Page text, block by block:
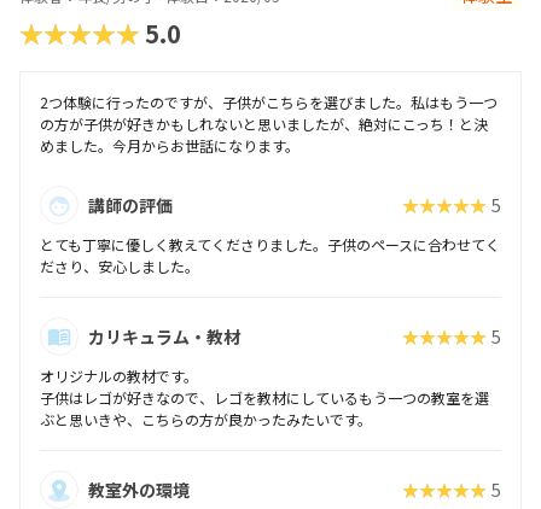
★★★★★5.0
2つ体験に行ったのですが、子供がこちらを選びました。私はもう一つ
の方が子供が好きかもしれないと思いましたが、絶対にこっち！と決
めました。今月からお世話になります。
講師の評価 ★★★★★ 5
とても丁寧に優しく教えてくださりました。子供のペースに合わせてく
ださり、安心しました。
カリキュラム・教材 ★★★★★ 5
オリジナルの教材です。
子供はレゴが好きなので、レゴを教材にしているもう一つの教室を選
ぶと思いきや、こちらの方が良かったみたいです。
教室外の環境 ★★★★★ 5